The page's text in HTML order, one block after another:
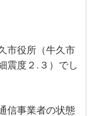
市役所（牛久市
震度２.３）でし
信事業者の状態